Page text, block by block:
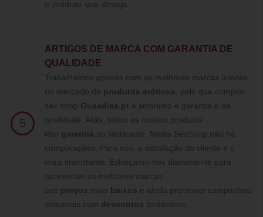
o produto que deseja.
5
ARTIGOS DE MARCA COM GARANTIA DE
QUALIDADE
Trabalhamos apenas com as melhores marcas líderes
no mercado de produtos eróticos , pelo que comprar
sex shop Ousadias.pt é sinónimo e garantia e de
qualidade. Aliás, todos os nossos produtos
têm garantia do fabricante. Nesta SexShop não há
complicações. Para nós, a satisfação do cliente é o
mais importante. Esforçamo-nos diariamente para
apresentar as melhores marcas
aos preços mais baixos e ainda promover campanhas
semanais com descontos fantásticos.